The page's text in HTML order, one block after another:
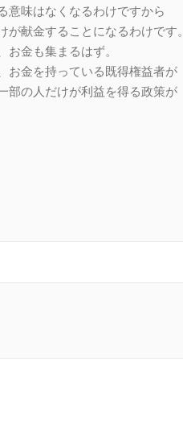
意味はなくなるわけですから
献金することになるわけです。
金も集まるはず。
お金を持っている既得権益者が
部の人だけが利益を得る政策が